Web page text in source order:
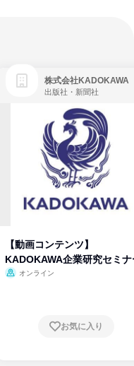
株式会社KADOKAWA
出版社・新聞社
【動画コンテンツ】
KADOKAWA企業研究セミナ
オンライン
お気に入り